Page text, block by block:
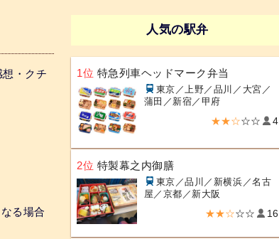
・クチ
る場合
人気の駅弁
1位 特急列車ヘッドマーク弁当
東京／上野／品川／大宮／
蒲田／新宿／甲府
★★☆☆☆ 4
2位 特製幕之内御膳
東京／品川／新横浜／名古
屋／京都／新大阪
★★☆☆☆ 16